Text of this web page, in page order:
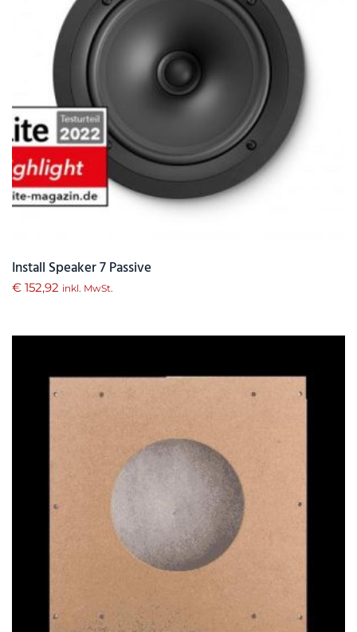
Install Speaker 7 Passive
€ 152,92 inkl. MwSt.